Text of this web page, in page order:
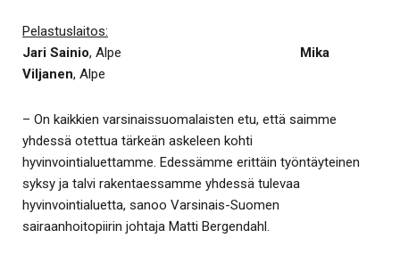
Pelastuslaitos:
Jari Sainio, Alpe Mika
Viljanen, Alpe
– On kaikkien varsinaissuomalaisten etu, että saimme
yhdessä otettua tärkeän askeleen kohti
hyvinvointialuettamme. Edessämme erittäin työntäyteinen
syksy ja talvi rakentaessamme yhdessä tulevaa
hyvinvointialuetta, sanoo Varsinais-Suomen
sairaanhoitopiirin johtaja Matti Bergendahl.